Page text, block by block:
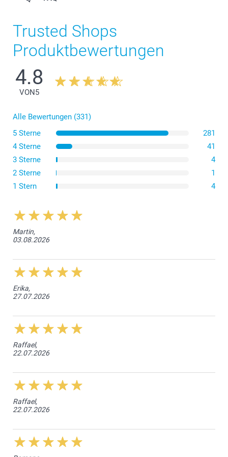
Trusted Shops
Produktbewertungen
4.8
VON5
Alle Bewertungen (331)
5 Sterne
281
4 Sterne
41
3 Sterne
4
2 Sterne
1
1 Stern
4
Martin,
03.08.2026
Erika,
27.07.2026
Raffael,
22.07.2026
Raffael,
22.07.2026